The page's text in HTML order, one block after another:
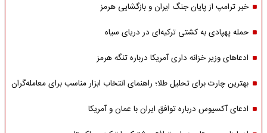
خبر ترامپ از پایان جنگ ایران و بازگشایی هرمز
حمله پهپادی به کشتی ترکیه‌ای در دریای سیاه
ادعاهای وزیر خزانه داری آمریکا درباره تنگه هرمز
بهترین چارت برای تحلیل طلا؛ راهنمای انتخاب ابزار مناسب برای معامله‌گران
ادعای آکسیوس درباره توافق ایران با عمان و آمریکا